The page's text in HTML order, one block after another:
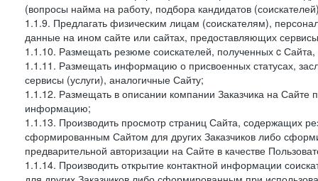
(вопросы найма на работу, подбора кандидатов
1.1.9. Предлагать физическим лицам (соискателям),
данные на ином сайте или сайтах, предоставляющих
1.1.10. Размещать резюме соискателей, полученных c
1.1.11. Размещать информацию о присвоенных статусах,
сервисы (услуги), аналогичные Сайту;
1.1.12. Размещать в описании компании Заказчика на Сайте
информацию;
1.1.13. Производить просмотр страниц Сайта, содержащих
сформированным Сайтом для других Заказчиков либо
предварительной авторизации на Сайте в качестве
1.1.14. Производить открытие контактной информации